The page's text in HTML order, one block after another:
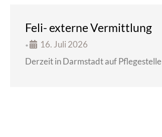
Feli- externe Vermittlung
•
16. Juli 2026
Derzeit in Darmstadt auf Pflegestelle